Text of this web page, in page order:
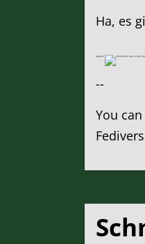
Ha, es
Update: peinlich, das mit der
--
You